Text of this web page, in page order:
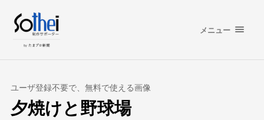
メニュー
ユーザ登録不要で、無料で使える画像
夕焼けと野球場